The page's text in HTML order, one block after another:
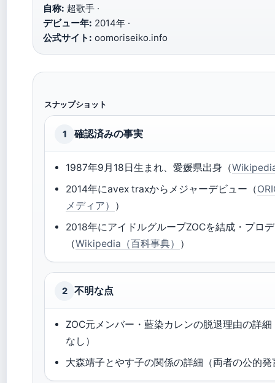
自称: 超歌手 ·
デビュー年: 2014年 ·
公式サイト: oomoriseiko.info
スナップショット
1 確認済みの事実
1987年9月18日生まれ、愛媛県出身（
2014年にavex traxからメジャーデビュー（
メディア） ）
2018年にアイドルグループZOCを結成・プロ
（Wikipedia（百科事典） ）
2 不明な点
ZOC元メンバー・藍染カレンの脱退理由の詳
なし）
大森靖子とやす子の関係の詳細（両者の公的